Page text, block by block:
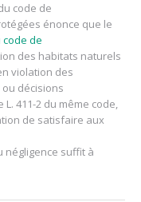
code de
énonce que le
code de
des habitats naturels
violation des
décisions
411-2 du même code,
de satisfaire aux
négligence suffit à